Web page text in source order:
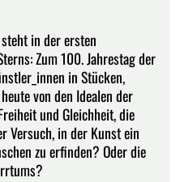
in der ersten
Zum 100. Jahrestag der
in Stücken,
von den Idealen der
und Gleichheit, die
Versuch, in der Kunst ein
zu erfinden? Oder die